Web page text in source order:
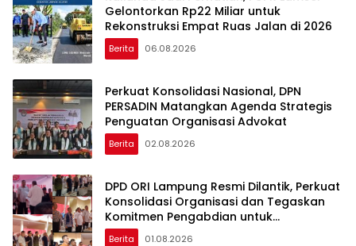
Gelontorkan Rp22 Miliar untuk
Rekonstruksi Empat Ruas Jalan di 2026
Berita 06.08.2026
Perkuat Konsolidasi Nasional, DPN
PERSADIN Matangkan Agenda Strategis
Penguatan Organisasi Advokat
Berita 02.08.2026
DPD ORI Lampung Resmi Dilantik, Perkuat
Konsolidasi Organisasi dan Tegaskan
Komitmen Pengabdian untuk
Masyarakat
Berita 01.08.2026